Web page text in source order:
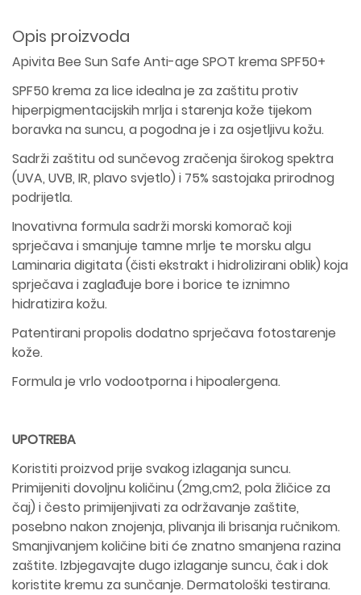
Opis proizvoda
Apivita Bee Sun Safe Anti-age SPOT krema SPF50+
SPF50 krema za lice idealna je za zaštitu protiv
hiperpigmentacijskih mrlja i starenja kože tijekom
boravka na suncu, a pogodna je i za osjetljivu kožu.
Sadrži zaštitu od sunčevog zračenja širokog spektra
(UVA, UVB, IR, plavo svjetlo) i 75% sastojaka prirodnog
podrijetla.
Inovativna formula sadrži morski komorač koji
sprječava i smanjuje tamne mrlje te morsku algu
Laminaria digitata (čisti ekstrakt i hidrolizirani oblik) koja
sprječava i zaglađuje bore i borice te iznimno
hidratizira kožu.
Patentirani propolis dodatno sprječava fotostarenje
kože.
Formula je vrlo vodootporna i hipoalergena.
UPOTREBA
Koristiti proizvod prije svakog izlaganja suncu.
Primijeniti dovoljnu količinu (2mg,cm2, pola žličice za
čaj) i često primijenjivati za održavanje zaštite,
posebno nakon znojenja, plivanja ili brisanja ručnikom.
Smanjivanjem količine biti će znatno smanjena razina
zaštite. Izbjegavajte dugo izlaganje suncu, čak i dok
koristite kremu za sunčanje. Dermatološki testirana.